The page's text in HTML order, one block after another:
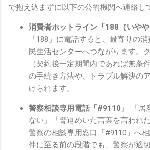
で抱え込まずに以下の公的機関へ連絡し
消費者ホットライン「188（いやや
「188」に電話すると、最寄りの
民生活センターへつながります。
（契約後一定期間内であれば無条
の手続き方法や、トラブル解決の
けられます。
警察相談専用電話「#9110」
「居
ない」「脅迫めいた言葉を言われ
警察の相談専用窓口「#9110」へ
件に至る前の段階でも、警察が適